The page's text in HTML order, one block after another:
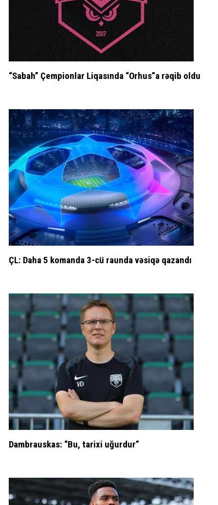
“Sabah” Çempionlar Liqasında “Orhus”a rəqib oldu
ÇL: Daha 5 komanda 3-cü raunda vəsiqə qazandı
Dambrauskas: “Bu, tarixi uğurdur”